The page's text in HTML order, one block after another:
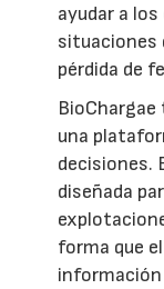
ayudar a
situaciones
pérdida de
una
decisiones.
diseñada
forma que
información